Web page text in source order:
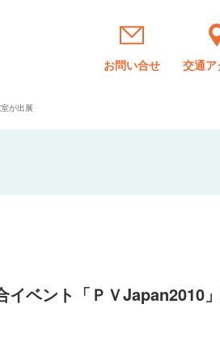
お問い合せ 交通ア
が出展
イベント「ＰＶJapan2010